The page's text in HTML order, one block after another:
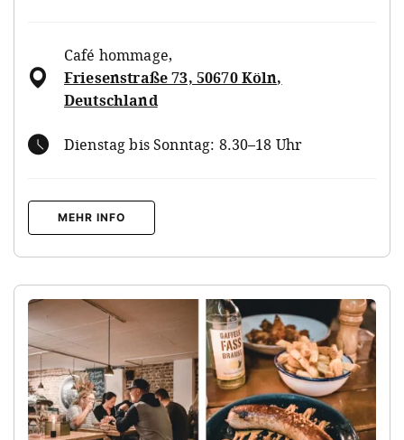
Café hommage,
Friesenstraße 73, 50670 Köln,
Deutschland
Dienstag bis Sonntag: 8.30–18 Uhr
MEHR INFO